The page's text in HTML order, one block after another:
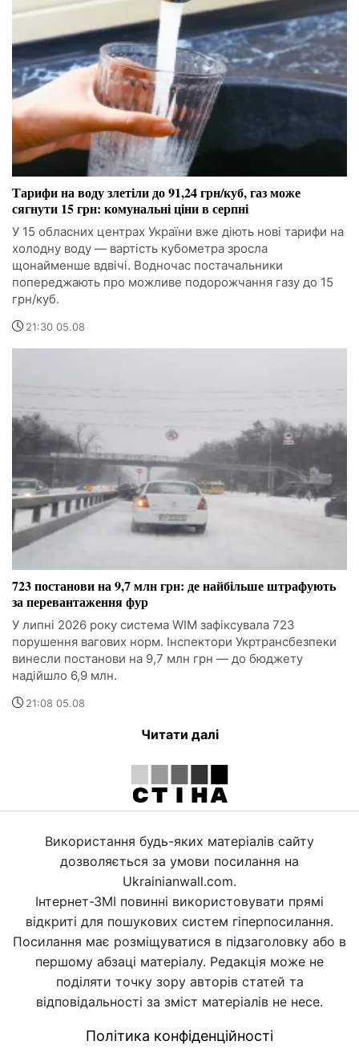
Тарифи на воду злетіли до 91,24 грн/куб, газ може
сягнути 15 грн: комунальні ціни в серпні
У 15 обласних центрах України вже діють нові тарифи на
холодну воду — вартість кубометра зросла
щонайменше вдвічі. Водночас постачальники
попереджають про можливе подорожчання газу до 15
грн/куб.
21:30 05.08
723 постанови на 9,7 млн грн: де найбільше штрафують
за перевантаження фур
У липні 2026 року система WIM зафіксувала 723
порушення вагових норм. Інспектори Укртрансбезпеки
винесли постанови на 9,7 млн грн — до бюджету
надійшло 6,9 млн.
21:08 05.08
Читати далі
Використання будь-яких матеріалів сайту
дозволяється за умови посилання на
Ukrainianwall.com.
Інтернет-ЗМІ повинні використовувати прямі
відкриті для пошукових систем гіперпосилання.
Посилання має розміщуватися в підзаголовку або в
першому абзаці матеріалу. Редакція може не
поділяти точку зору авторів статей та
відповідальності за зміст матеріалів не несе.
Політика конфіденційності